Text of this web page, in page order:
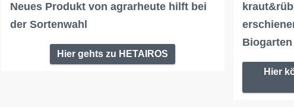
Neues Produkt von agrarheute hilft bei
der Sortenwahl
Hier gehts zu HETAIROS
Biogarten
Hier